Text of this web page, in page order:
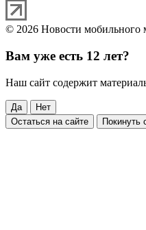
© 2026 Новости мобильного
Вам уже есть 12 лет?
Наш сайт содержит
Да
Нет
Остаться на сайте
Покинуть